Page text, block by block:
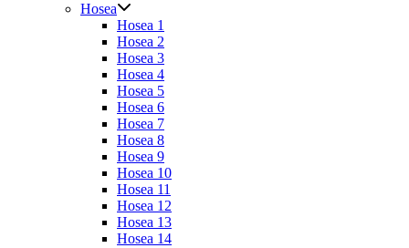
Hosea
Hosea 1
Hosea 2
Hosea 3
Hosea 4
Hosea 5
Hosea 6
Hosea 7
Hosea 8
Hosea 9
Hosea 10
Hosea 11
Hosea 12
Hosea 13
Hosea 14